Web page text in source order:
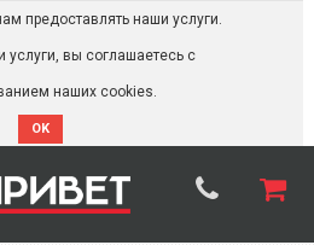
предоставлять наши услуги.
услуги, вы соглашаетесь с
наших cookies.
OK